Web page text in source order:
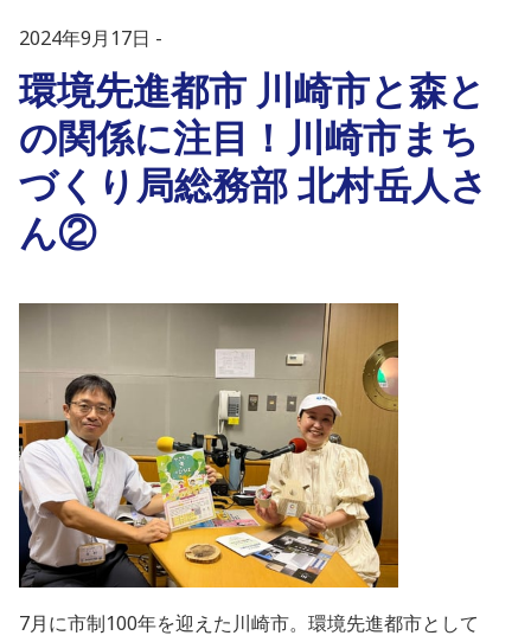
2024年9月17日
環境先進都市 川崎市と森と
の関係に注目！川崎市まち
づくり局総務部 北村岳人さ
ん②
7月に市制100年を迎えた川崎市。環境先進都市として